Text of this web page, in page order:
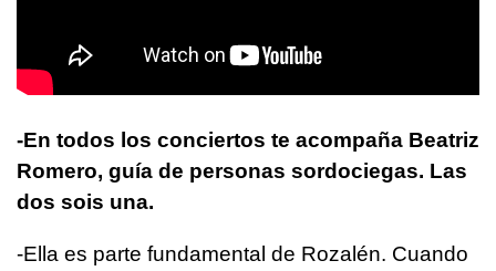
-En todos los conciertos te acompaña Beatriz
Romero, guía de personas sordociegas. Las
dos sois una.
-Ella es parte fundamental de Rozalén. Cuando